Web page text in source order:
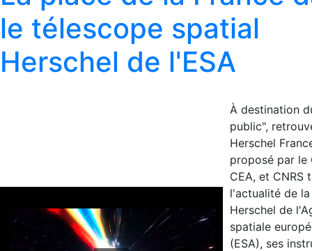
le télescope spatial
Herschel de l'ESA
À destination
public",
Herschel
proposé par le
CEA, et CNRS
l'actualité de
Herschel de
spatiale
(ESA), ses